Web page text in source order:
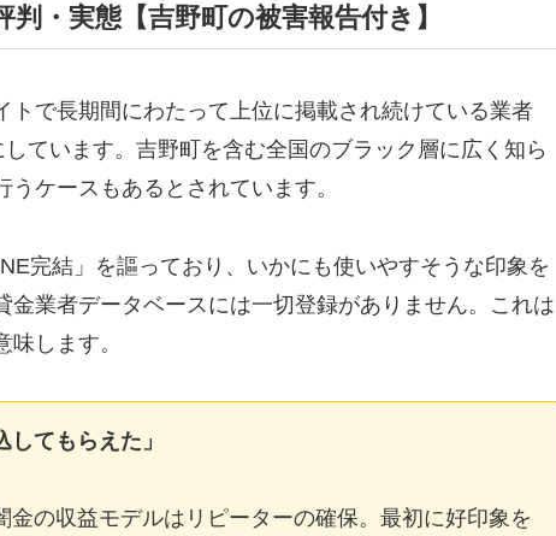
・実態【吉野町の被害報告付き】
トで長期間にわたって上位に掲載され続けている業者
ています。吉野町を含む全国のブラック層に広く知ら
ケースもあるとされています。
完結」を謳っており、いかにも使いやすそうな印象を
業者データベースには一切登録がありません。これは
味します。
てもらえた」
の収益モデルはリピーターの確保。最初に好印象を